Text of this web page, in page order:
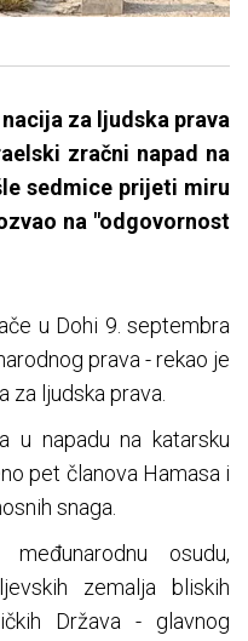
za ljudska prava
zračni napad na
sedmice prijeti miru
na "odgovornost
u Dohi 9. septembra
prava - rekao je
za ljudska prava.
u napadu na katarsku
pet članova Hamasa i
snaga.
osudu,
zemalja bliskih
Država - glavnog